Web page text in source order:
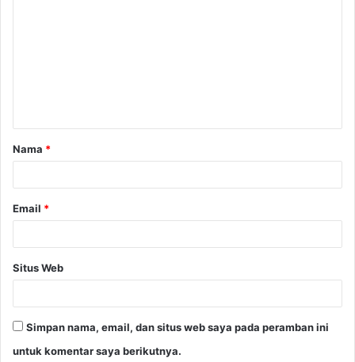
a
r
Nama *
Email *
Situs Web
Simpan nama, email, dan situs web saya pada peramban ini
untuk komentar saya berikutnya.